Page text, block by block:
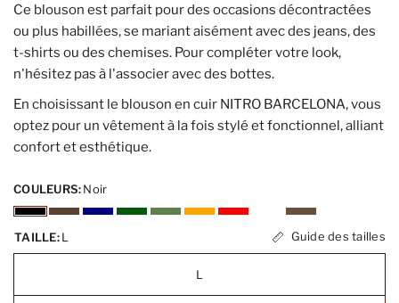
Ce blouson est parfait pour des occasions décontractées
ou plus habillées, se mariant aisément avec des jeans, des
t-shirts ou des chemises. Pour compléter votre look,
n'hésitez pas à l'associer avec des bottes.
En choisissant le blouson en cuir NITRO BARCELONA, vous
optez pour un vêtement à la fois stylé et fonctionnel, alliant
confort et esthétique.
COULEURS:Noir
TAILLE:L Guide des tailles
L